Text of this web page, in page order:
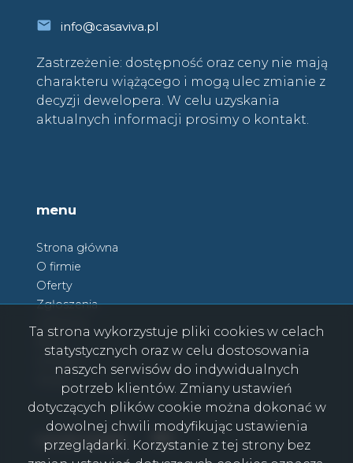
info@casaviva.pl
Zastrzeżenie: dostępność oraz ceny nie mają
charakteru wiążącego i mogą ulec zmianie z
decyzji dewelopera. W celu uzyskania
aktualnych informacji prosimy o kontakt.
menu
Strona główna
O firmie
Oferty
Zgłoszenia
Kontakt
social media Facebook
Facebook
Ta strona wykorzystuje pliki cookies w celach
statystycznych oraz w celu dostosowania
naszych serwisów do indywidualnych
potrzeb klientów. Zmiany ustawień
dotyczących plików cookie można dokonać w
dowolnej chwili modyfikując ustawienia
przeglądarki. Korzystanie z tej strony bez